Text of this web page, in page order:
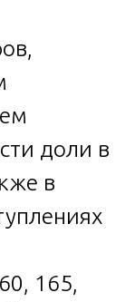
доли в
в
165,